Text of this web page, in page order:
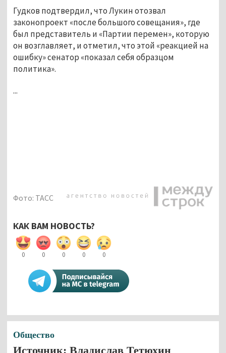
Гудков подтвердил, что Лукин отозвал
законопроект «после большого совещания», где
был представитель и «Партии перемен», которую
он возглавляет, и отметил, что этой «реакцией на
ошибку» сенатор «показал себя образцом
политика».
...
Фото: ТАСС
КАК ВАМ НОВОСТЬ?
0 0 0 0 0
Общество
Источник: Владислав Тетюхин